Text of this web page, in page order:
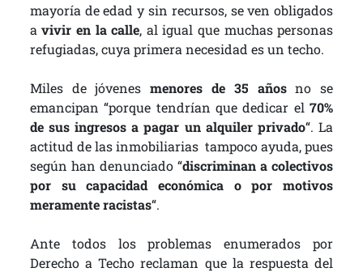
mayoría de edad y sin recursos, se ven obligados
avivir en la calle, al igual que muchas personas
refugiadas, cuya primera necesidad es un techo.
Miles de jóvenesmenores de 35 añosno se
emancipan “porque tendrían que dedicar el70%
de sus ingresos a pagar un alquiler privado“. La
actitud de las inmobiliarias tampoco ayuda, pues
según han denunciado “discriminan a colectivos
por su capacidad económica o por motivos
meramente racistas“.
Ante todos los problemas enumerados por
Derecho a Techo reclaman que la respuesta del